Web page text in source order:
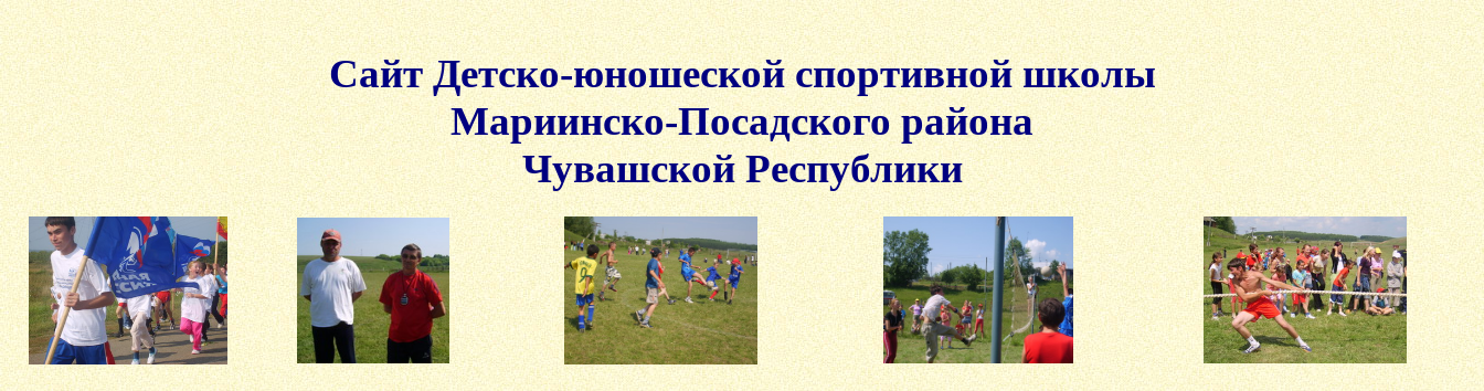
Сайт Детско-юношеской спортивной школы
Мариинско-Посадского района
Чувашской Республики